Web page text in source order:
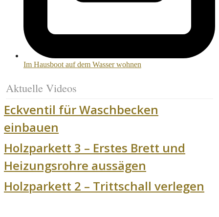
Im Hausboot auf dem Wasser wohnen
Aktuelle Videos
Eckventil für Waschbecken
einbauen
Holzparkett 3 – Erstes Brett und
Heizungsrohre aussägen
Holzparkett 2 – Trittschall verlegen